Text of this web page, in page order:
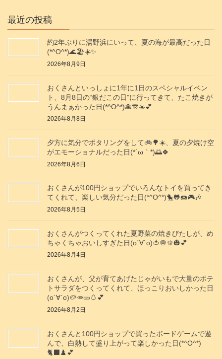
最近の投稿
約2年ぶりに湯野浜にいって、夏の海が最高だった日
(*^O^*)🌊🏖️☀️✨️
2026年8月9日
おくさんといっしょに1年に1日のスペシャルイベン
ト、8月8日の“銀だこの日”に行ってきて、たこ焼きが
うんまぁかった日(*^O^*)🐙🎊☀️💕
2026年8月8日
夕方に気分でポタリングをして🚲️🌳☀️、夏の夕焼け空
がエモーショナルだった日(⁠*⁠´⁠ω⁠｀⁠*⁠)🌅🍀
2026年8月6日
おくさんが100円ショップでいろんなトイを買ってき
てくれて、楽しい気分だった日(*^O^*)🐤🐸🍩🎮️🎶
2026年8月5日
おくさんがつくってくれた夏野菜の焼きびたしが、め
ちゃくちゃおいしすぎた日(о´∀`о)🍅🧅🫑🎃💕
2026年8月4日
おくさんが、父が育てあげたじゃがいもで大量のポテ
トサラダをつくってくれて、ほっこりおいしかった日
(о´∀`о)🥔🥕🥒🥚💕
2026年8月2日
おくさんと100円ショップで買ったボードゲームで遊
んで、白熱して盛り上がって楽しかった日(*^O^*)
🐈‍⬛♟️💕